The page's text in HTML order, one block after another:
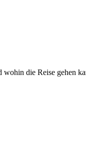
die Reise gehen